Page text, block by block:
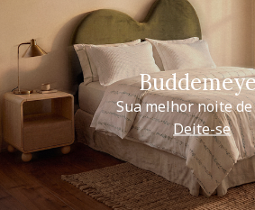
Sua melhor noite de
Deite-se